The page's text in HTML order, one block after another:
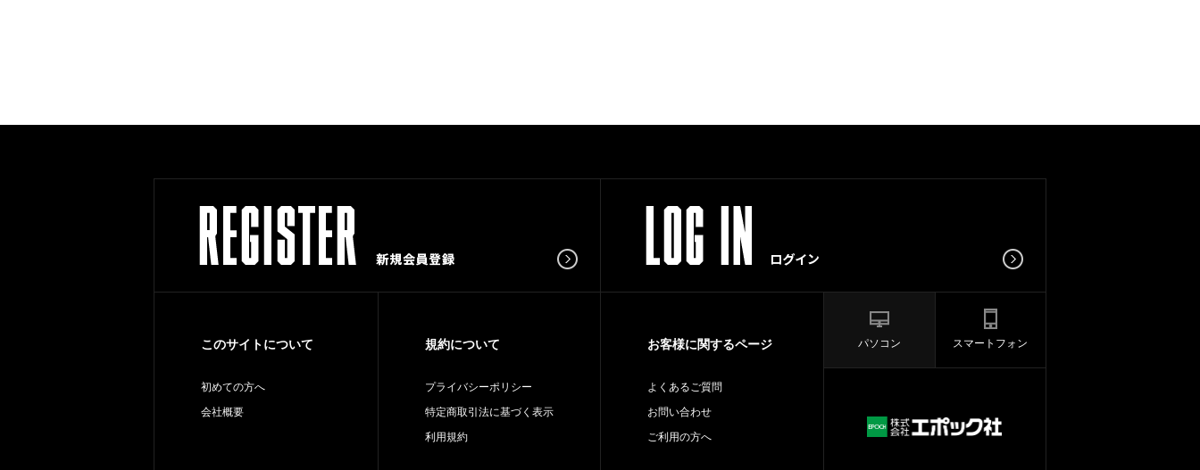
このサイトについて
初めての方へ
会社概要
規約について
プライバシーポリシー
特定商取引法に基づく表示
利用規約
お客様に関するページ
よくあるご質問
お問い合わせ
ご利用の方へ
パソコン スマートフォン